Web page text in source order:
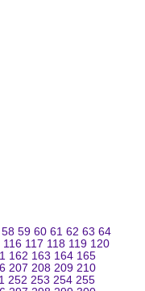
58 59 60 61 62 63 64
116 117 118 119 120
162 163 164 165
207 208 209 210
252 253 254 255